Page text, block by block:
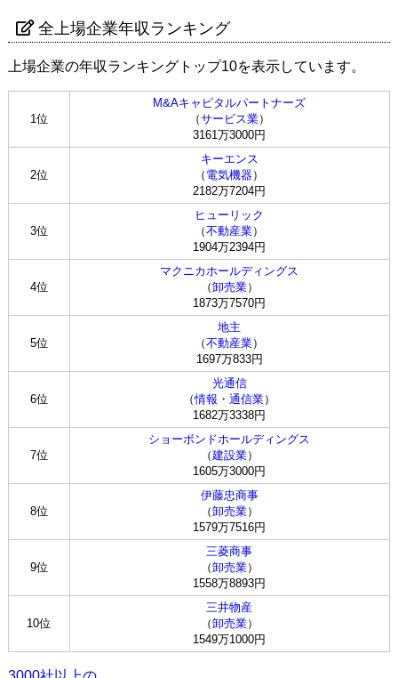
全上場企業年収ランキング
上場企業の年収ランキングトップ10を表示しています。
1位
M&Aキャピタルパートナーズ
（サービス業）
3161万3000円
2位
キーエンス
（ 電気機器）
2182万7204円
3位
ヒューリック
（不動産業）
1904万2394円
4位
マクニカホールディングス
（卸売業）
1873万7570円
5位
地主
（不動産業）
1697万833円
6位
光通信
（情報・通信業）
1682万3338円
7位
ショーボンドホールディングス
（建設業）
1605万3000円
8位
伊藤忠商事
（卸売業）
1579万7516円
9位
三菱商事
（卸売業）
1558万8893円
10位
三井物産
（卸売業）
1549万1000円